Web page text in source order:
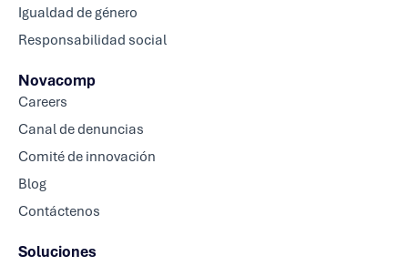
Igualdad de género
Responsabilidad social
Novacomp
Careers
Canal de denuncias
Comité de innovación
Blog
Contáctenos
Soluciones